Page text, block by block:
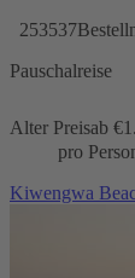
253537
Pauschalreise
Alter Preisab €
pro
Kiwengwa